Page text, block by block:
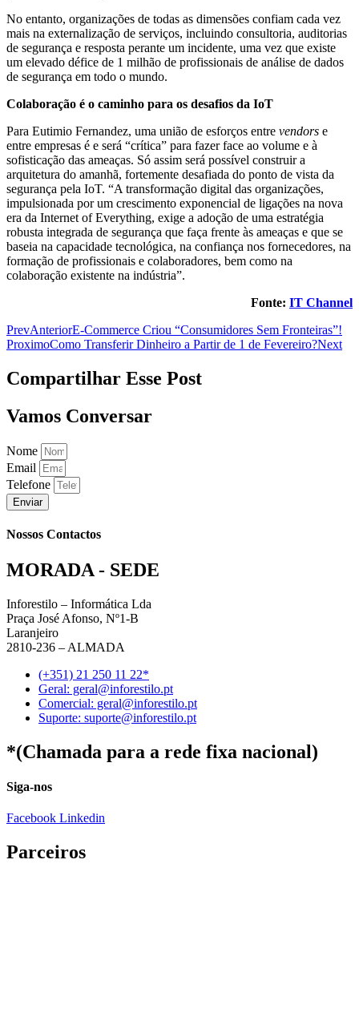
No entanto, organizações de todas as dimensões confiam cada vez
mais na externalização de serviços, incluindo consultoria, auditorias
de segurança e resposta perante um incidente, uma vez que existe
um elevado défice de 1 milhão de profissionais de análise de dados
de segurança em todo o mundo.
Colaboração é o caminho para os desafios da IoT
Para Eutimio Fernandez, uma união de esforços entre vendors e
entre empresas é e será “crítica” para fazer face ao volume e à
sofisticação das ameaças. Só assim será possível construir a
arquitetura do amanhã, fortemente desafiada do ponto de vista da
segurança pela IoT. “A transformação digital das organizações,
impulsionada por um crescimento exponencial de ligações na nova
era da Internet of Everything, exige a adoção de uma estratégia
robusta integrada de segurança que faça frente às ameaças e que se
baseia na capacidade tecnológica, na confiança nos fornecedores, na
formação de profissionais e colaboradores, bem como na
colaboração existente na indústria”.
Fonte: IT Channel
PrevAnteriorE-Commerce Criou “Consumidores Sem Fronteiras”!
ProximoComo Transferir Dinheiro a Partir de 1 de Fevereiro?Next
Compartilhar Esse Post
Vamos Conversar
Nome
Email
Telefone
Enviar
Nossos Contactos
MORADA - SEDE
Inforestilo – Informática Lda
Praça José Afonso, Nº1-B
Laranjeiro
2810-236 – ALMADA
(+351) 21 250 11 22*
Geral: geral@inforestilo.pt
Comercial: geral@inforestilo.pt
Suporte: suporte@inforestilo.pt
*(Chamada para a rede fixa nacional)
Siga-nos
Facebook Linkedin
Parceiros